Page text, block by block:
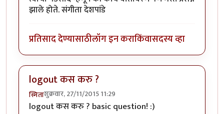
झाले होते. संगीता देशपांडे
प्रतिसाद देण्यासाठीलॉग इन कराकिंवासदस्य व्हा
logout कस करु ?
स्मिताशुक्रवार, 27/11/2015 11:29
logout कस करु ? basic question! :)